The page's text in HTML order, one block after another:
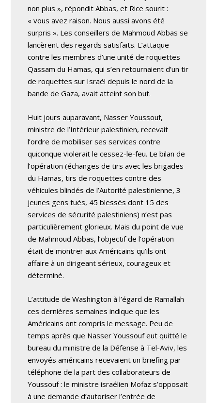
non plus », répondit Abbas, et Rice sourit :
« vous avez raison. Nous aussi avons été
surpris ». Les conseillers de Mahmoud Abbas se
lancèrent des regards satisfaits. L’attaque
contre les membres d’une unité de roquettes
Qassam du Hamas, qui s’en retournaient d’un tir
de roquettes sur Israël depuis le nord de la
bande de Gaza, avait atteint son but.
Huit jours auparavant, Nasser Youssouf,
ministre de l’Intérieur palestinien, recevait
l’ordre de mobiliser ses services contre
quiconque violerait le cessez-le-feu. Le bilan de
l’opération (échanges de tirs avec les brigades
du Hamas, tirs de roquettes contre des
véhicules blindés de l’Autorité palestinienne, 3
jeunes gens tués, 45 blessés dont 15 des
services de sécurité palestiniens) n’est pas
particulièrement glorieux. Mais du point de vue
de Mahmoud Abbas, l’objectif de l’opération
était de montrer aux Américains qu’ils ont
affaire à un dirigeant sérieux, courageux et
déterminé.
L’attitude de Washington à l’égard de Ramallah
ces dernières semaines indique que les
Américains ont compris le message. Peu de
temps après que Nasser Youssouf eut quitté le
bureau du ministre de la Défense à Tel-Aviv, les
envoyés américains recevaient un briefing par
téléphone de la part des collaborateurs de
Youssouf : le ministre israélien Mofaz s’opposait
à une demande d’autoriser l’entrée de